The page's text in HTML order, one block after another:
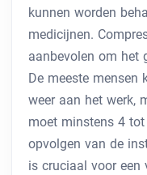
kunnen worden
medicijnen.
aanbevolen om het
De meeste mensen
weer aan het werk,
moet minstens 4
opvolgen van de
is cruciaal voor een